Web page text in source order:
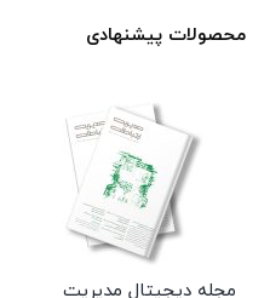
محصولات پیشنهادی
مجله دیجیتال مدیریت